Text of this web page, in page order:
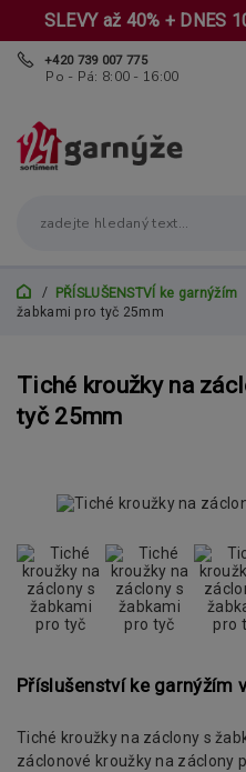
SLEVY až 40% + DNES
+420 739 007 775
Po - Pá: 8:00 - 16:00
PŘÍSLUŠENSTVÍ ke garnýžím
žabkami pro tyč 25mm
Tiché kroužky na
tyč 25mm
Příslušenství ke garnýžím
Tiché kroužky na záclony s
záclonové kroužky na záclony